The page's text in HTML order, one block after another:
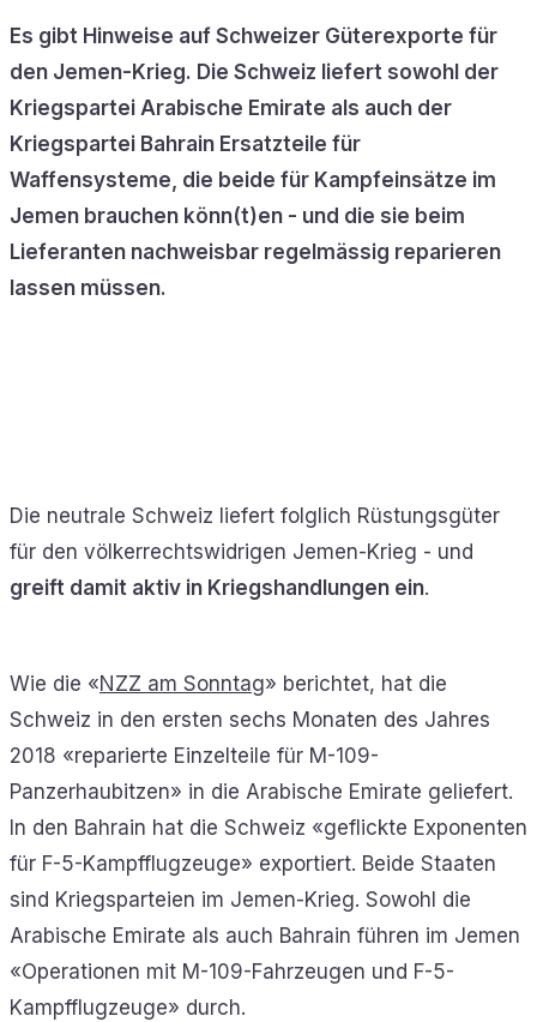
Es gibt Hinweise auf Schweizer Güterexporte für
den Jemen-Krieg. Die Schweiz liefert sowohl der
Kriegspartei Arabische Emirate als auch der
Kriegspartei Bahrain Ersatzteile für
Waffensysteme, die beide für Kampfeinsätze im
Jemen brauchen könn(t)en - und die sie beim
Lieferanten nachweisbar regelmässig reparieren
lassen müssen.
Die neutrale Schweiz liefert folglich Rüstungsgüter
für den völkerrechtswidrigen Jemen-Krieg - und
greift damit aktiv in Kriegshandlungen ein.
Wie die «NZZ am Sonntag» berichtet, hat die
Schweiz in den ersten sechs Monaten des Jahres
2018 «reparierte Einzelteile für M-109-
Panzerhaubitzen» in die Arabische Emirate geliefert.
In den Bahrain hat die Schweiz «geflickte Exponenten
für F-5-Kampfflugzeuge» exportiert. Beide Staaten
sind Kriegsparteien im Jemen-Krieg. Sowohl die
Arabische Emirate als auch Bahrain führen im Jemen
«Operationen mit M-109-Fahrzeugen und F-5-
Kampfflugzeuge» durch.